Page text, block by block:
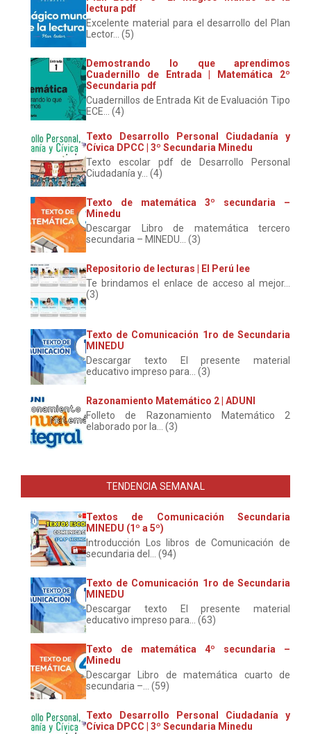
lectura pdf
Excelente material para el desarrollo del Plan
Lector... (5)
Demostrando lo que aprendimos
Cuadernillo de Entrada | Matemática 2º
Secundaria pdf
Cuadernillos de Entrada Kit de Evaluación Tipo
ECE... (4)
Texto Desarrollo Personal Ciudadanía y
Cívica DPCC | 3º Secundaria Minedu
Texto escolar pdf de Desarrollo Personal
Ciudadanía y... (4)
Texto de matemática 3º secundaria –
Minedu
Descargar Libro de matemática tercero
secundaria – MINEDU... (3)
Repositorio de lecturas | El Perú lee
Te brindamos el enlace de acceso al mejor...
(3)
Texto de Comunicación 1ro de Secundaria
MINEDU
Descargar texto El presente material
educativo impreso para... (3)
Razonamiento Matemático 2 | ADUNI
Folleto de Razonamiento Matemático 2
elaborado por la... (3)
TENDENCIA SEMANAL
Textos de Comunicación Secundaria
MINEDU (1º a 5º)
Introducción Los libros de Comunicación de
secundaria del... (94)
Texto de Comunicación 1ro de Secundaria
MINEDU
Descargar texto El presente material
educativo impreso para... (63)
Texto de matemática 4º secundaria –
Minedu
Descargar Libro de matemática cuarto de
secundaria –... (59)
Texto Desarrollo Personal Ciudadanía y
Cívica DPCC | 3º Secundaria Minedu